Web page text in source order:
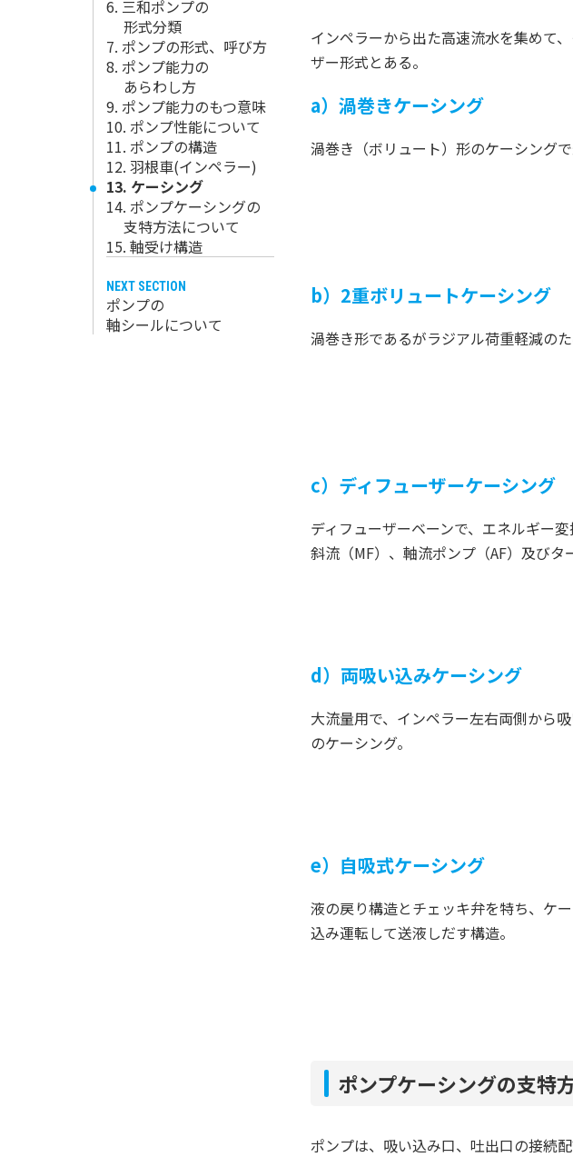
6. 三和ポンプの
形式分類
7. ポンプの形式、呼び方
8. ポンプ能力の
あらわし方
9. ポンプ能力のもつ意味
10. ポンプ性能について
11. ポンプの構造
12. 羽根車(インペラー)
13. ケーシング
14. ポンプケーシングの
支特方法について
15. 軸受け構造
NEXT SECTION
ポンプの
軸シールについて
インペラーから出た高速流水を集めて
ザー形式とある。
a）渦巻きケーシング
渦巻き（ボリュート）形のケーシングで
b）2重ボリュートケーシング
渦巻き形であるがラジアル荷重軽減の
c）ディフューザーケーシング
ディフューザーベーンで、エネルギー変
斜流（MF）、軸流ポンプ（AF）及びタ
d）両吸い込みケーシング
大流量用で、インペラー左右両側から
のケーシング。
e）自吸式ケーシング
液の戻り構造とチェッキ弁を特ち、ケ
込み運転して送液しだす構造。
ポンプケーシングの支特
ポンプは、吸い込み口、吐出口の接続